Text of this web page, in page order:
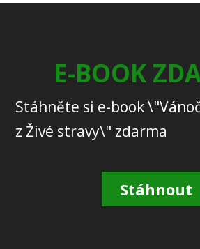
E-BOOK
Stáhněte si e-book
z Živé stravy\" zdarma
Stáhnout